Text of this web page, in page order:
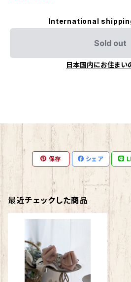
International
Sold out
日本国内にお住まい
保存 シェア
最近チェックした商品